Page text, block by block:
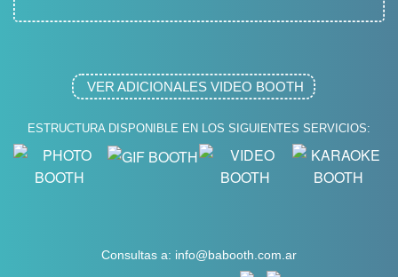
VER ADICIONALESVIDEO BOOTH
ESTRUCTURA DISPONIBLE EN LOS SIGUIENTES SERVICIOS:
Consultas a: info@babooth.com.ar